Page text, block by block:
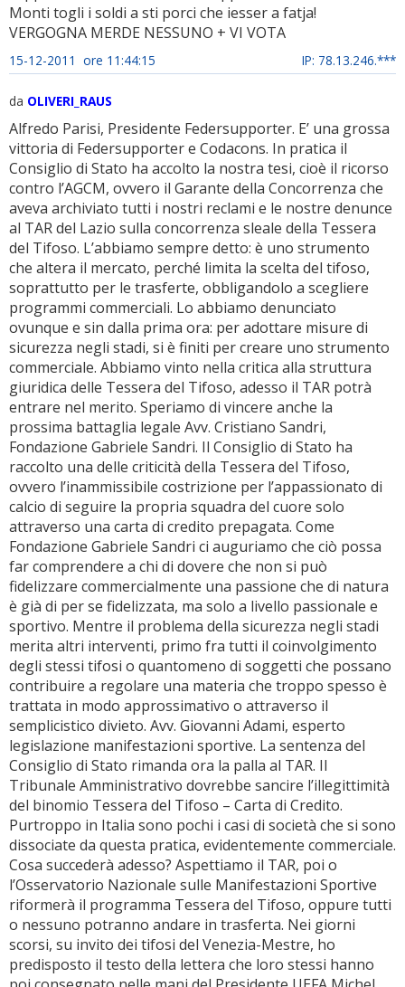
Monti togli i soldi a sti porci che iesser a fatja!
VERGOGNA MERDE NESSUNO + VI VOTA
15-12-2011 ore 11:44:15 IP: 78.13.246.***
da OLIVERI_RAUS
Alfredo Parisi, Presidente Federsupporter. E’ una grossa
vittoria di Federsupporter e Codacons. In pratica il
Consiglio di Stato ha accolto la nostra tesi, cioè il ricorso
contro l’AGCM, ovvero il Garante della Concorrenza che
aveva archiviato tutti i nostri reclami e le nostre denunce
al TAR del Lazio sulla concorrenza sleale della Tessera
del Tifoso. L’abbiamo sempre detto: è uno strumento
che altera il mercato, perché limita la scelta del tifoso,
soprattutto per le trasferte, obbligandolo a scegliere
programmi commerciali. Lo abbiamo denunciato
ovunque e sin dalla prima ora: per adottare misure di
sicurezza negli stadi, si è finiti per creare uno strumento
commerciale. Abbiamo vinto nella critica alla struttura
giuridica delle Tessera del Tifoso, adesso il TAR potrà
entrare nel merito. Speriamo di vincere anche la
prossima battaglia legale Avv. Cristiano Sandri,
Fondazione Gabriele Sandri. Il Consiglio di Stato ha
raccolto una delle criticità della Tessera del Tifoso,
ovvero l’inammissibile costrizione per l’appassionato di
calcio di seguire la propria squadra del cuore solo
attraverso una carta di credito prepagata. Come
Fondazione Gabriele Sandri ci auguriamo che ciò possa
far comprendere a chi di dovere che non si può
fidelizzare commercialmente una passione che di natura
è già di per se fidelizzata, ma solo a livello passionale e
sportivo. Mentre il problema della sicurezza negli stadi
merita altri interventi, primo fra tutti il coinvolgimento
degli stessi tifosi o quantomeno di soggetti che possano
contribuire a regolare una materia che troppo spesso è
trattata in modo approssimativo o attraverso il
semplicistico divieto. Avv. Giovanni Adami, esperto
legislazione manifestazioni sportive. La sentenza del
Consiglio di Stato rimanda ora la palla al TAR. Il
Tribunale Amministrativo dovrebbe sancire l’illegittimità
del binomio Tessera del Tifoso – Carta di Credito.
Purtroppo in Italia sono pochi i casi di società che si sono
dissociate da questa pratica, evidentemente commerciale.
Cosa succederà adesso? Aspettiamo il TAR, poi o
l’Osservatorio Nazionale sulle Manifestazioni Sportive
riformerà il programma Tessera del Tifoso, oppure tutti
o nessuno potranno andare in trasferta. Nei giorni
scorsi, su invito dei tifosi del Venezia-Mestre, ho
predisposto il testo della lettera che loro stessi hanno